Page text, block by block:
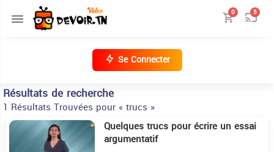
0 5
Se Connecter
Résultats de recherche
1 Résultats Trouvées pour « trucs »
14:42 Quelques trucs pour écrire un essai
argumentatif